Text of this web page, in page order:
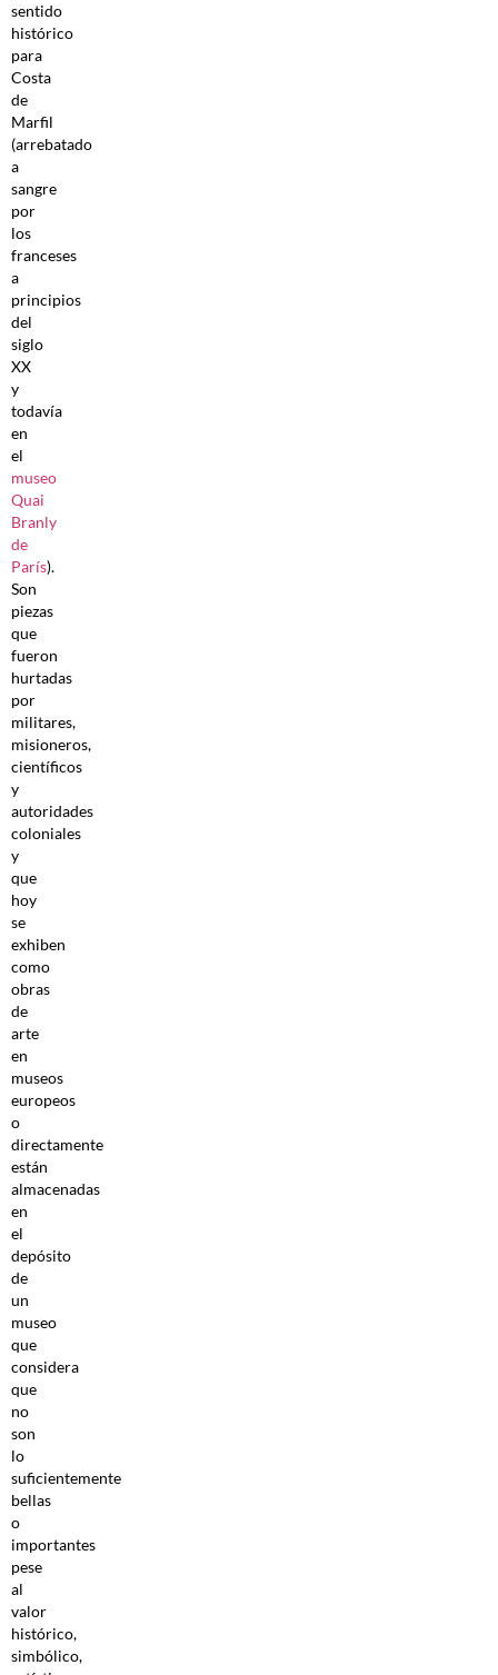
sentido
histórico
para
Costa
de
Marfil
(arrebatado
a
sangre
por
los
franceses
a
principios
del
siglo
XX
y
todavía
en
el
museo
Quai
Branly
de
París).
Son
piezas
que
fueron
hurtadas
por
militares,
misioneros,
científicos
y
autoridades
coloniales
y
que
hoy
se
exhiben
como
obras
de
arte
en
museos
europeos
o
directamente
están
almacenadas
en
el
depósito
de
un
museo
que
considera
que
no
son
lo
suficientemente
bellas
o
importantes
pese
al
valor
histórico,
simbólico,